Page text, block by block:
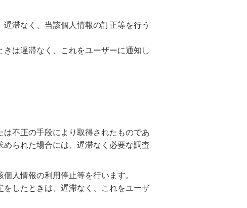
滞なく、当該個人情報の訂正等を行う
は遅滞なく、これをユーザーに通知し
不正の手段により取得されたものであ
られた場合には、遅滞なく必要な調査
人情報の利用停止等を行います。
したときは、遅滞なく、これをユーザ